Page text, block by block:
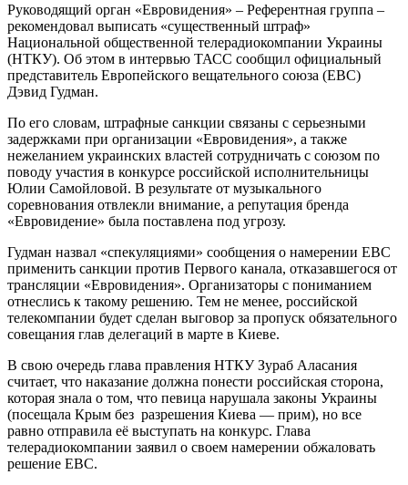
Руководящий орган «Евровидения» – Референтная группа –
рекомендовал выписать «существенный штраф»
Национальной общественной телерадиокомпании Украины
(НТКУ). Об этом в интервью ТАСС сообщил официальный
представитель Европейского вещательного союза (ЕВС)
Дэвид Гудман.
По его словам, штрафные санкции связаны с серьезными
задержками при организации «Евровидения», а также
нежеланием украинских властей сотрудничать с союзом по
поводу участия в конкурсе российской исполнительницы
Юлии Самойловой. В результате от музыкального
соревнования отвлекли внимание, а репутация бренда
«Евровидение» была поставлена под угрозу.
Гудман назвал «спекуляциями» сообщения о намерении ЕВС
применить санкции против Первого канала, отказавшегося от
трансляции «Евровидения». Организаторы с пониманием
отнеслись к такому решению. Тем не менее, российской
телекомпании будет сделан выговор за пропуск обязательного
совещания глав делегаций в марте в Киеве.
В свою очередь глава правления НТКУ Зураб Аласания
считает, что наказание должна понести российская сторона,
которая знала о том, что певица нарушала законы Украины
(посещала Крым без разрешения Киева — прим), но все
равно отправила её выступать на конкурс. Глава
телерадиокомпании заявил о своем намерении обжаловать
решение ЕВС.